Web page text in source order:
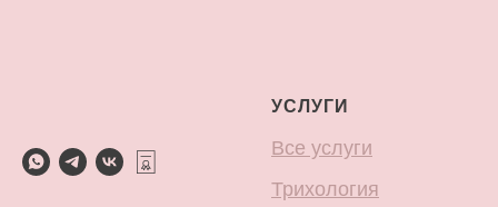
УСЛУГИ
Все услуги
Трихология